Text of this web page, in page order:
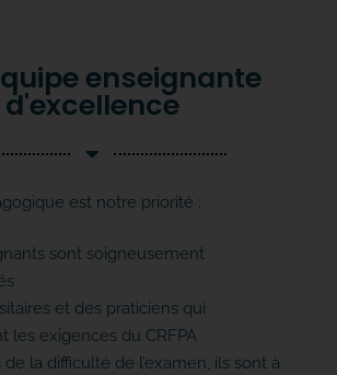
enseignante
d'excellence
est notre priorité :
sont soigneusement
et des praticiens qui
les exigences du CRFPA
de la difficulté de l’examen, ils sont à